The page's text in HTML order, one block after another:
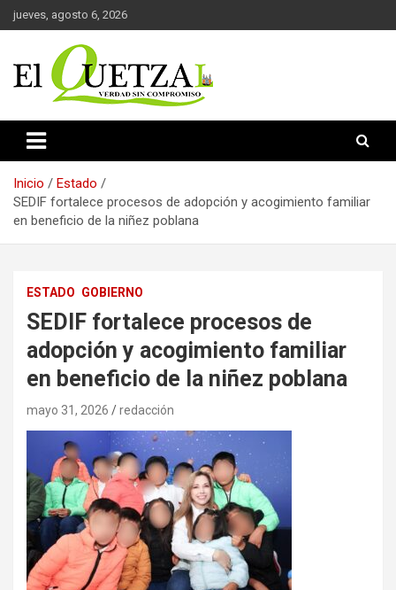
Saltar
al
jueves, agosto 6, 2026
El Quetzal de Cholula
Inicio
Estado
SEDIF fortalece procesos de adopción y acogimiento familiar
en beneficio de la niñez poblana
ESTADO GOBIERNO
SEDIF fortalece procesos de
adopción y acogimiento familiar
en beneficio de la niñez poblana
mayo 31, 2026 redacción